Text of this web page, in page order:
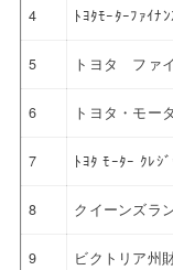
4 ﾄﾖﾀﾓｰﾀｰﾌｧｲﾅ
5 トヨタ ファ
6 トヨタ・モー
7 ﾄﾖﾀ ﾓｰﾀｰ ｸﾚｼ
8 クイーンズラ
9 ビクトリア州